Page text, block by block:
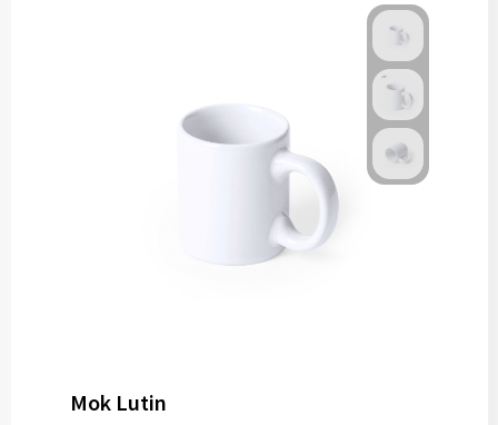
Mok Lutin